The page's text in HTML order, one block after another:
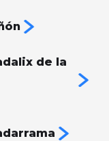
de la